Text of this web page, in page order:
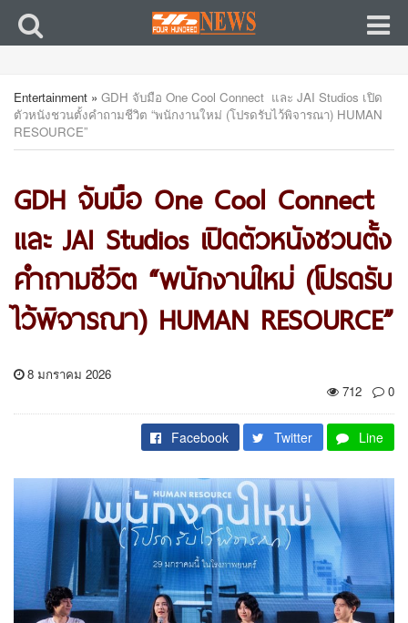
Entertainment » GDH จับมือ One Cool Connect และ JAI Studios เปิด
ตัวหนังชวนตั้งคำถามชีวิต “พนักงานใหม่ (โปรดรับไว้พิจารณา) HUMAN
RESOURCE”
GDH จับมือ One Cool Connect
และ JAI Studios เปิดตัวหนังชวนตั้ง
คำถามชีวิต “พนักงานใหม่ (โปรดรับ
ไว้พิจารณา) HUMAN RESOURCE”
8 มกราคม 2026
712
0
Facebook Twitter Line